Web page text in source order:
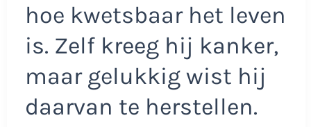
hoe kwetsbaar het leven
is. Zelf kreeg hij kanker,
maar gelukkig wist hij
daarvan te herstellen.